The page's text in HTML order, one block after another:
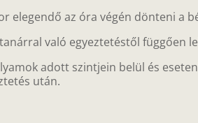
elegendő az óra végén dönteni a
való egyeztetéstől függően
adott szintjein belül és
után.